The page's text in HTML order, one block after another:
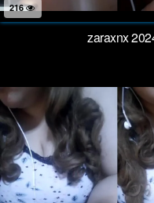
216
zaraxnx